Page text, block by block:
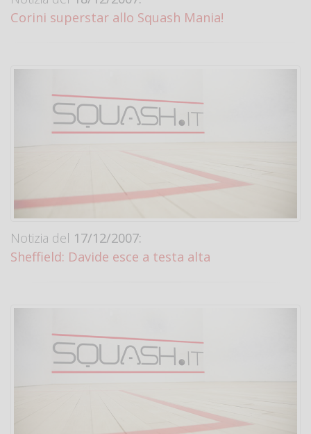
Corini superstar allo Squash Mania!
Notizia del 17/12/2007:
Sheffield: Davide esce a testa alta